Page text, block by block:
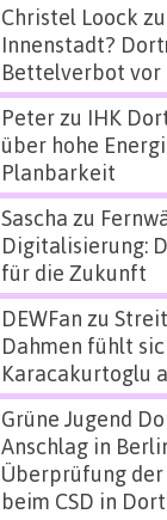
Christel Loock zu
Innenstadt?
Bettelverbot vor
Peterzu IHK
über hohe
Planbarkeit
Sascha zu
Digitalisierung:
für die Zukunft
DEWFan zu
Dahmen fühlt
Karacakurtoglu
Grüne Jugend
Anschlag in
Überprüfung
beim CSD in